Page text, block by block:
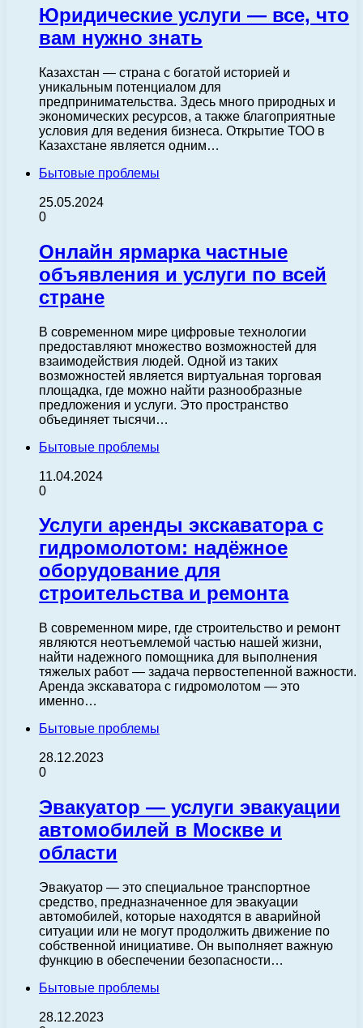
Юридические услуги — все, что
вам нужно знать
Казахстан — страна с богатой историей и
уникальным потенциалом для
предпринимательства. Здесь много природных и
экономических ресурсов, а также благоприятные
условия для ведения бизнеса. Открытие ТОО в
Казахстане является одним…
Бытовые проблемы
25.05.2024
0
Онлайн ярмарка частные
объявления и услуги по всей
стране
В современном мире цифровые технологии
предоставляют множество возможностей для
взаимодействия людей. Одной из таких
возможностей является виртуальная торговая
площадка, где можно найти разнообразные
предложения и услуги. Это пространство
объединяет тысячи…
Бытовые проблемы
11.04.2024
0
Услуги аренды экскаватора с
гидромолотом: надёжное
оборудование для
строительства и ремонта
В современном мире, где строительство и ремонт
являются неотъемлемой частью нашей жизни,
найти надежного помощника для выполнения
тяжелых работ — задача первостепенной важности.
Аренда экскаватора с гидромолотом — это
именно…
Бытовые проблемы
28.12.2023
0
Эвакуатор — услуги эвакуации
автомобилей в Москве и
области
Эвакуатор — это специальное транспортное
средство, предназначенное для эвакуации
автомобилей, которые находятся в аварийной
ситуации или не могут продолжить движение по
собственной инициативе. Он выполняет важную
функцию в обеспечении безопасности…
Бытовые проблемы
28.12.2023